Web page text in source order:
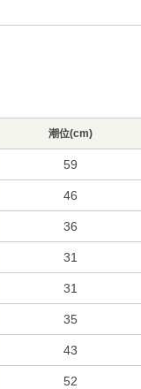
潮位(cm)
59
46
36
31
31
35
43
52